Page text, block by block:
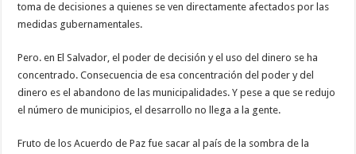
toma de decisiones a quienes se ven directamente afectados por las
medidas gubernamentales.
Pero. en El Salvador, el poder de decisión y el uso del dinero se ha
concentrado. Consecuencia de esa concentración del poder y del
dinero es el abandono de las municipalidades. Y pese a que se redujo
el número de municipios, el desarrollo no llega a la gente.
Fruto de los Acuerdo de Paz fue sacar al país de la sombra de la